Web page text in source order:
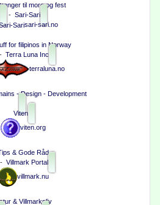
til moro og fest
- Sari-Sari
sari-sari.no
for filipinos in Norway
- Terra Luna Inc
terraluna.no
- Design - Development
Viten
viten.org
& Gode Råd
- Villmark Portal
villmark.nu
& Villmarksliv